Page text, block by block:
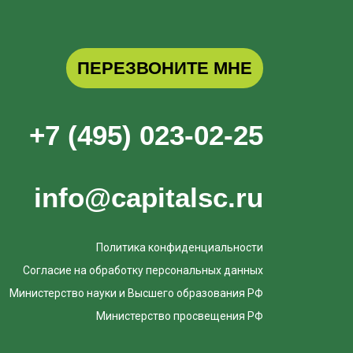
ПЕРЕЗВОНИТЕ МНЕ
+7 (495) 023-02-25
info@capitalsc.ru
Политика конфиденциальности
Согласие на обработку персональных данных
Министерство науки и Высшего образования РФ
Министерство просвещения РФ